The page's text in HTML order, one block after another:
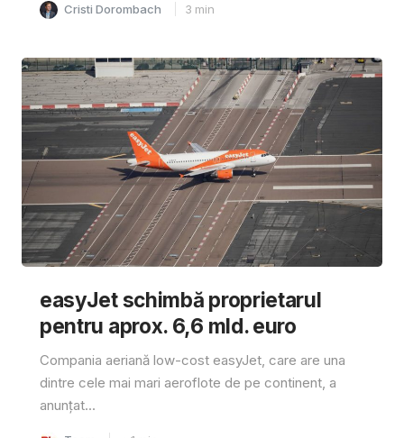
Cristi Dorombach 3 min
easyJet schimbă proprietarul
pentru aprox. 6,6 mld. euro
Compania aeriană low-cost easyJet, care are una
dintre cele mai mari aeroflote de pe continent, a
anunțat...